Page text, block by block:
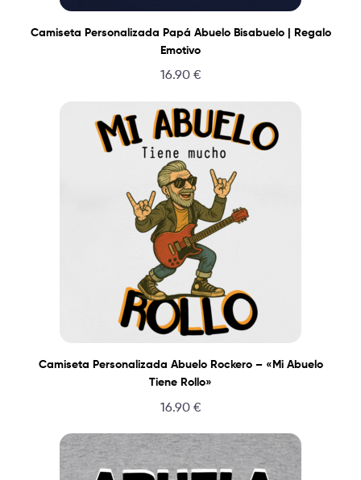
Camiseta Personalizada Papá Abuelo Bisabuelo | Regalo
Emotivo
16.90 €
Camiseta Personalizada Abuelo Rockero – «Mi Abuelo
Tiene Rollo»
16.90 €